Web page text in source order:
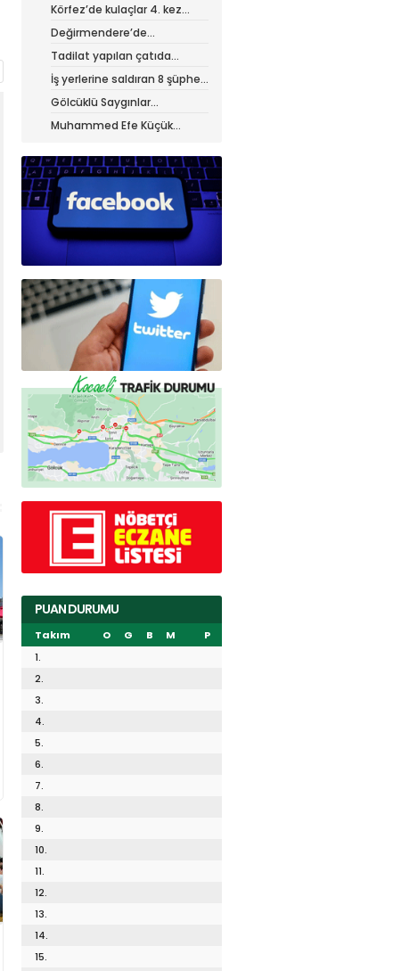
Körfez’de kulaçlar 4. kez
atıldı
Değirmendere’de
muhteşem festival
Tadilat yapılan çatıda
yangın
İş yerlerine saldıran 8 şüpheli
tutuklandı
Gölcüklü Saygınlar
hizmetten memnun
Muhammed Efe Küçük
PUAN DURUMU
Takım O G B M
P
1.
2.
3.
4.
5.
6.
7.
8.
9.
10.
11.
12.
13.
14.
15.